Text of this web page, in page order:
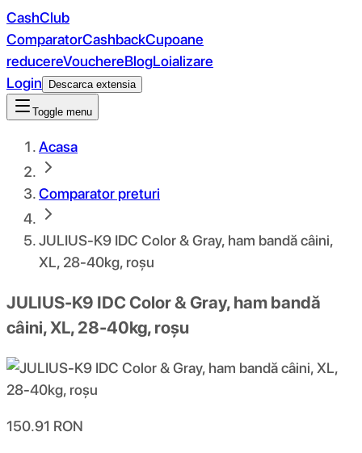
CashClub
ComparatorCashbackCupoane
reducereVouchereBlogLoializare
Login
Descarca extensia
Toggle menu
Acasa
Comparator preturi
JULIUS-K9 IDC Color & Gray, ham bandă câini,
XL, 28-40kg, roșu
JULIUS-K9 IDC Color & Gray, ham bandă
câini, XL, 28-40kg, roșu
150.91 RON